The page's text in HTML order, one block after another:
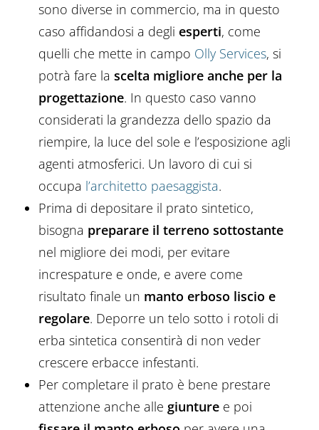
sono diverse in commercio, ma in questo
caso affidandosi a degli esperti, come
quelli che mette in campo Olly Services, si
potrà fare la scelta migliore anche per la
progettazione. In questo caso vanno
considerati la grandezza dello spazio da
riempire, la luce del sole e l’esposizione agli
agenti atmosferici. Un lavoro di cui si
occupa l’architetto paesaggista.
Prima di depositare il prato sintetico,
bisogna preparare il terreno sottostante
nel migliore dei modi, per evitare
increspature e onde, e avere come
risultato finale un manto erboso liscio e
regolare. Deporre un telo sotto i rotoli di
erba sintetica consentirà di non veder
crescere erbacce infestanti.
Per completare il prato è bene prestare
attenzione anche alle giunture e poi